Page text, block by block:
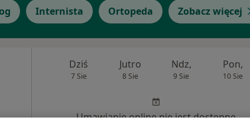
Internista Ortopeda Zobacz więcej
Dziś
7 Sie
Jutro
8 Sie
Ndz,
9 Sie
Pon,
10 Sie
Umawianie online nie jest dostępne